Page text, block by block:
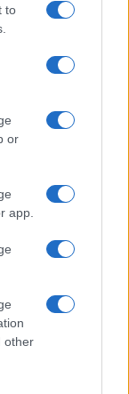
to
or
app.
other
e duratura
dalle spa di